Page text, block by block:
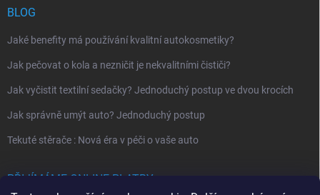
BLOG
Jaké benefity má používání kvalitní autokosmetiky?
Jak pečovat o kola a nezničit je nekvalitními čističi?
Jak vyčistit textilní sedačky? Jednoduchý postup ve dvou krocích
Jak správně umýt auto? Jednoduchý postup
Tekuté stěrače : Nová éra v péči o vaše auto
PŘIJÍMÁME ONLINE PLATBY